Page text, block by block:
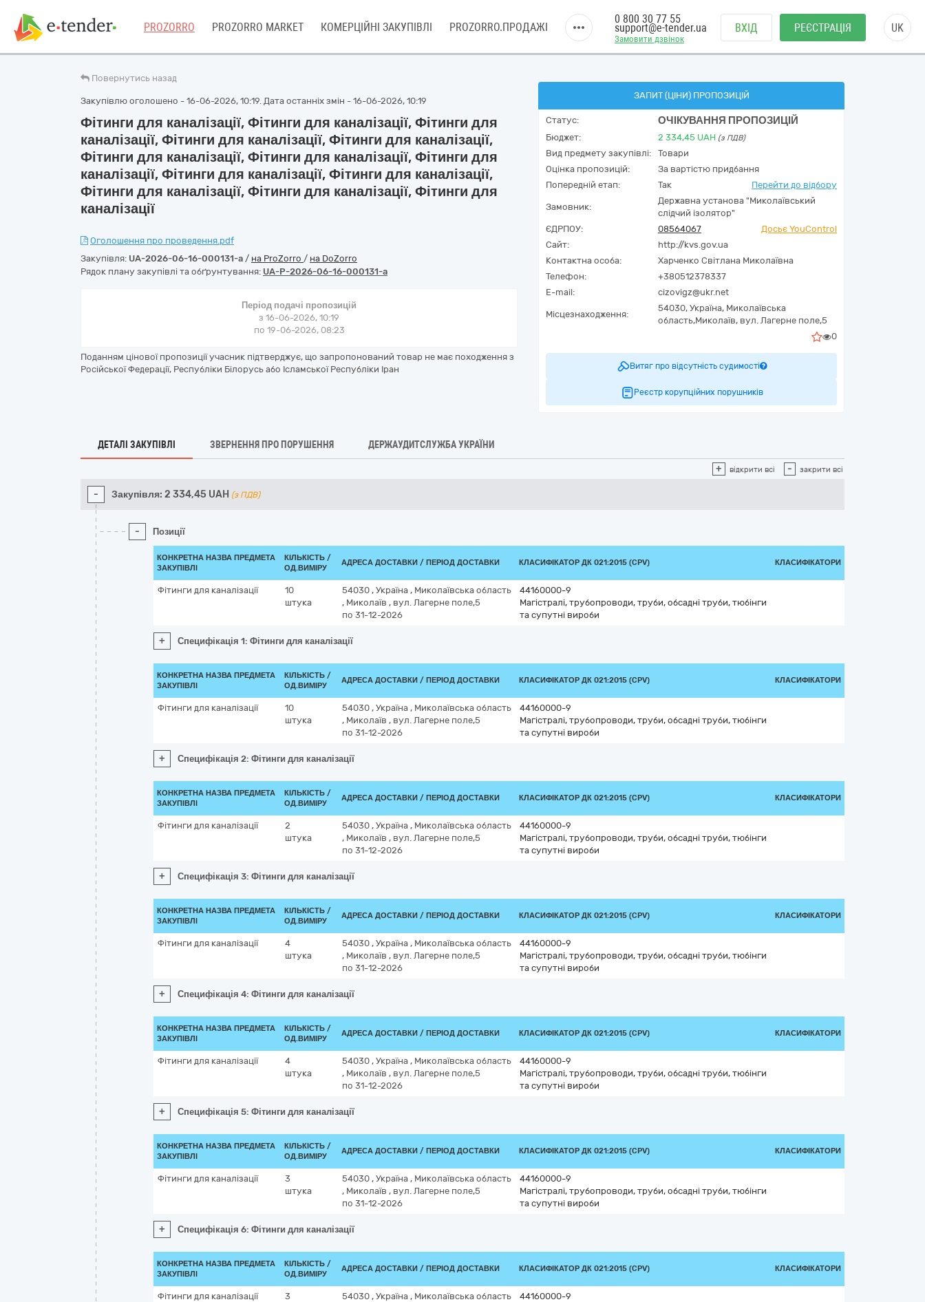
PROZORRO PROZORRO MARKET КОМЕРЦІЙНІ ЗАКУПІВЛІ PROZORRO.ПРОДАЖІ
Замовити дзвінок
0 800 30 77 55
support@e-tender.ua ВХІД РЕЄСТРАЦІЯ UK
Повернутись назад
Закупівлю оголошено - 16-06-2026, 10:19. Дата останніх змін - 16-06-2026, 10:19
Фітинги для каналізації, Фітинги для каналізації, Фітинги для
каналізації, Фітинги для каналізації, Фітинги для каналізації,
Фітинги для каналізації, Фітинги для каналізації, Фітинги для
каналізації, Фітинги для каналізації, Фітинги для каналізації,
Фітинги для каналізації, Фітинги для каналізації, Фітинги для
каналізації
Оголошення про проведення.pdf
Закупівля: UA-2026-06-16-000131-a / на ProZorro / на DoZorro
Рядок плану закупівлі та обґрунтування: UA-P-2026-06-16-000131-a
Період подачі пропозицій
з 16-06-2026, 10:19
по 19-06-2026, 08:23
Поданням цінової пропозиції учасник підтверджує, що запропонований товар не має походження з
Російської Федерації, Республіки Білорусь або Ісламської Республіки Іран
ЗАПИТ (ЦІНИ) ПРОПОЗИЦІЙ
Статус: ОЧІКУВАННЯ ПРОПОЗИЦІЙ
Бюджет: 2 334,45 UAH (з ПДВ)
Вид предмету закупівлі:
Товари
Оцінка пропозицій:
За вартістю придбання
Попередній етап:
Так Перейти до відбору
Замовник:
Державна установа "Миколаївський
слідчий ізолятор"
ЄДРПОУ:
08564067
Досьє YouControl
Сайт:
http://kvs.gov.ua
Контактна особа:
Харченко Світлана Миколаївна
Телефон:
+380512378337
E-mail:
cizovigz@ukr.net
Місцезнаходження:
54030, Україна, Миколаївська
область,Миколаїв, вул. Лагерне поле,5
0
Витяг про відсутність судимості
Реєстр корупційних порушників
ДЕТАЛІ ЗАКУПІВЛІ ЗВЕРНЕННЯ ПРО ПОРУШЕННЯ ДЕРЖАУДИТСЛУЖБА УКРАЇНИ
+ відкрити всі - закрити всі
- Закупівля: 2 334,45 UAH (з ПДВ)
- Позиції
КОНКРЕТНА НАЗВА ПРЕДМЕТА
ЗАКУПІВЛІ
КІЛЬКІСТЬ /
ОД.ВИМІРУ
АДРЕСА ДОСТАВКИ / ПЕРІОД ДОСТАВКИ КЛАСИФІКАТОР ДК 021:2015 (CPV) КЛАСИФІКАТОРИ
Фітинги для каналізації
10
штука
54030 , Україна , Миколаївська область
, Миколаїв , вул. Лагерне поле,5
по 31-12-2026
44160000-9
Магістралі, трубопроводи, труби, обсадні труби, тюбінги
та супутні вироби
+ Специфікація 1: Фітинги для каналізації
КОНКРЕТНА НАЗВА ПРЕДМЕТА
ЗАКУПІВЛІ
КІЛЬКІСТЬ /
ОД.ВИМІРУ
АДРЕСА ДОСТАВКИ / ПЕРІОД ДОСТАВКИ КЛАСИФІКАТОР ДК 021:2015 (CPV) КЛАСИФІКАТОРИ
Фітинги для каналізації
10
штука
54030 , Україна , Миколаївська область
, Миколаїв , вул. Лагерне поле,5
по 31-12-2026
44160000-9
Магістралі, трубопроводи, труби, обсадні труби, тюбінги
та супутні вироби
+ Специфікація 2: Фітинги для каналізації
КОНКРЕТНА НАЗВА ПРЕДМЕТА
ЗАКУПІВЛІ
КІЛЬКІСТЬ /
ОД.ВИМІРУ
АДРЕСА ДОСТАВКИ / ПЕРІОД ДОСТАВКИ КЛАСИФІКАТОР ДК 021:2015 (CPV) КЛАСИФІКАТОРИ
Фітинги для каналізації
2
штука
54030 , Україна , Миколаївська область
, Миколаїв , вул. Лагерне поле,5
по 31-12-2026
44160000-9
Магістралі, трубопроводи, труби, обсадні труби, тюбінги
та супутні вироби
+ Специфікація 3: Фітинги для каналізації
КОНКРЕТНА НАЗВА ПРЕДМЕТА
ЗАКУПІВЛІ
КІЛЬКІСТЬ /
ОД.ВИМІРУ
АДРЕСА ДОСТАВКИ / ПЕРІОД ДОСТАВКИ КЛАСИФІКАТОР ДК 021:2015 (CPV) КЛАСИФІКАТОРИ
Фітинги для каналізації
4
штука
54030 , Україна , Миколаївська область
, Миколаїв , вул. Лагерне поле,5
по 31-12-2026
44160000-9
Магістралі, трубопроводи, труби, обсадні труби, тюбінги
та супутні вироби
+ Специфікація 4: Фітинги для каналізації
КОНКРЕТНА НАЗВА ПРЕДМЕТА
ЗАКУПІВЛІ
КІЛЬКІСТЬ /
ОД.ВИМІРУ
АДРЕСА ДОСТАВКИ / ПЕРІОД ДОСТАВКИ КЛАСИФІКАТОР ДК 021:2015 (CPV) КЛАСИФІКАТОРИ
Фітинги для каналізації
4
штука
54030 , Україна , Миколаївська область
, Миколаїв , вул. Лагерне поле,5
по 31-12-2026
44160000-9
Магістралі, трубопроводи, труби, обсадні труби, тюбінги
та супутні вироби
+ Специфікація 5: Фітинги для каналізації
КОНКРЕТНА НАЗВА ПРЕДМЕТА
ЗАКУПІВЛІ
КІЛЬКІСТЬ /
ОД.ВИМІРУ
АДРЕСА ДОСТАВКИ / ПЕРІОД ДОСТАВКИ КЛАСИФІКАТОР ДК 021:2015 (CPV) КЛАСИФІКАТОРИ
Фітинги для каналізації
3
штука
54030 , Україна , Миколаївська область
, Миколаїв , вул. Лагерне поле,5
по 31-12-2026
44160000-9
Магістралі, трубопроводи, труби, обсадні труби, тюбінги
та супутні вироби
+ Специфікація 6: Фітинги для каналізації
КОНКРЕТНА НАЗВА ПРЕДМЕТА
ЗАКУПІВЛІ
КІЛЬКІСТЬ /
ОД.ВИМІРУ
АДРЕСА ДОСТАВКИ / ПЕРІОД ДОСТАВКИ КЛАСИФІКАТОР ДК 021:2015 (CPV) КЛАСИФІКАТОРИ
Фітинги для каналізації
3
54030 , Україна , Миколаївська область
44160000-9